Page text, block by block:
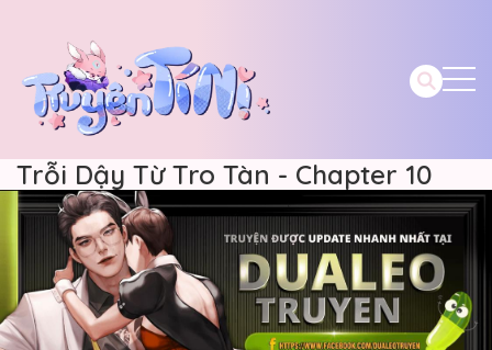
Trỗi Dậy Từ Tro Tàn - Chapter 10